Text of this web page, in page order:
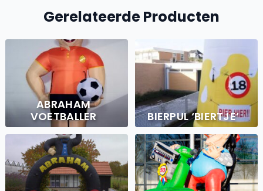
Gerelateerde Producten
ABRAHAM
VOETBALLER
BIERPUL ‘BIERTJE’